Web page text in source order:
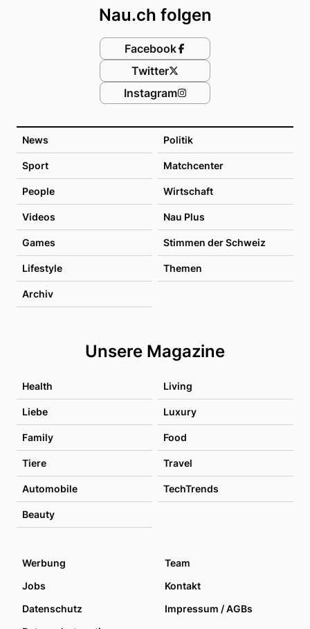
News Politik
Sport Matchcenter
People Wirtschaft
Videos Nau Plus
Games Stimmen der Schweiz
Lifestyle Themen
Archiv
Unsere Magazine
Health Living
Liebe Luxury
Family Food
Tiere Travel
Automobile TechTrends
Beauty
Nau.ch folgen
Facebook
Twitter
Instagram
Werbung
Team
Jobs
Kontakt
Datenschutz
Impressum / AGBs